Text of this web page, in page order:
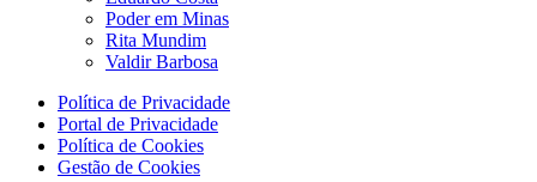
Poder em Minas
Rita Mundim
Valdir Barbosa
Política de Privacidade
Portal de Privacidade
Política de Cookies
Gestão de Cookies